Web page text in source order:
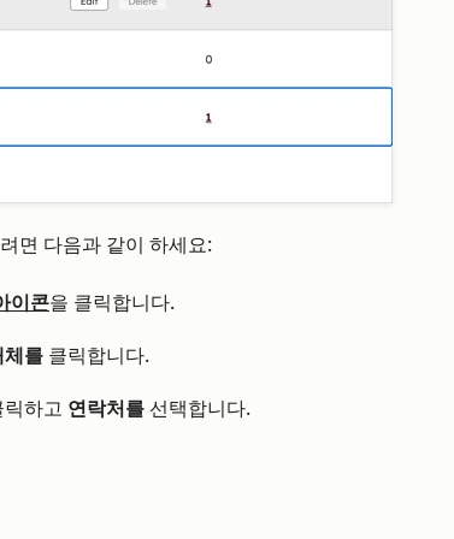
면 다음과 같이 하세요:
이콘을 클릭합니다.
체를 클릭합니다.
하고 연락처를 선택합니다.